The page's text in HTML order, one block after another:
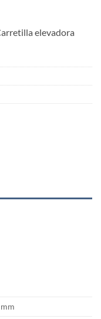
elevadora